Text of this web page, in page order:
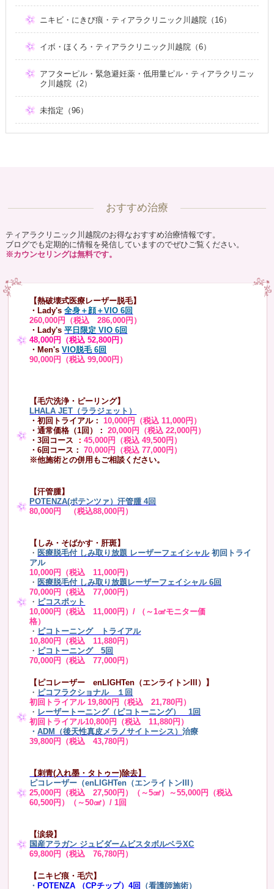
ニキビ・にきび痕・ティアラクリニック川越院（16）
イボ・ほくろ・ティアラクリニック川越院（6）
アフターピル・緊急避妊薬・低用量ピル・ティアラクリニッ
ク川越院（2）
未指定（96）
おすすめ治療
ティアラクリニック川越院のお得なおすすめ治療情報です。
ブログでも定期的に情報を発信していますのでぜひご覧ください。
※カウンセリングは無料です。
【熱破壊式医療レーザー脱毛】
・Lady's 全身＋顔＋VIO 6回
260,000円（税込 286,000円）
・Lady's平日限定 VIO 6回
48,000円（税込 52,800円）
・Men's VIO脱毛 6回
90,000円（税込 99,000円）
【毛穴洗浄・ピーリング】
LHALA JET（ララジェット）
・初回トライアル： 10,000円（税込 11,000円）
・通常価格（1回）：
20,000円（税込 22,000円）
・3回コース ：45,000円（税込 49,500円）
・6回コース：
70,000円（税込 77,000円）
※他施術との併用もご相談ください。
【汗管腫】
POTENZA(ポテンツァ）汗管腫 4回
80,000円 （税込88,000円）
【しみ・そばかす・肝斑】
・ 医療脱毛付 しみ取り放題 レーザーフェイシャル 初回トライ
アル
10,000円（税込 11,000円）
・ 医療脱毛付 しみ取り放題レーザーフェイシャル 6回
70,000円（税込 77,000円）
・ ピコスポット
10,000円（税込 11,000円）/ （～1㎠モニター価
格）
・ ピコトーニング トライアル
10,800円（税込 11,880円）
・ ピコトーニング 5回
70,000円（税込 77,000円）
【ピコレーザー enLIGHTen（エンライトンIII）】
・ ピコフラクショナル １回
初回トライアル 19,800円（税込 21,780円）
・ レーザートーニング（ピコトーニング） 1回
初回トライアル10,800円（税込 11,880円）
・ADM（後天性真皮メラノサイトーシス）治療
39,800円（税込 43,780円）
【刺青(入れ墨・タトゥー)除去】
ピコレーザー（enLIGHTen（エンライトンIII）
25,000円（税込 27,500円）（～5㎠）～55,000円（税込
60,500円）（～50㎠）/ 1回
【涙袋】
国産アラガン ジュビダームビスタボルベラXC
69,800円（税込 76,780円）
【ニキビ痕・毛穴】
・ POTENZA （CPチップ）4回 （看護師施術）